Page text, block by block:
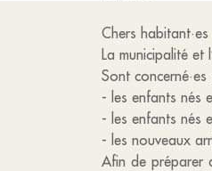
Chers habitant·es
La municipalité
Sont concerné·es
- les enfants nés
- les enfants nés
- les nouveaux
Afin de préparer